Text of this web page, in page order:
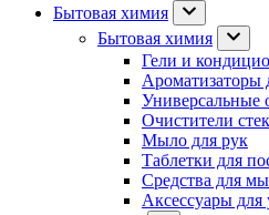
Бытовая химия
Бытовая химия
Гели и
Ароматизаторы
Универсальные
Очистители
Мыло для рук
Таблетки для
Средства для
Аксессуары для